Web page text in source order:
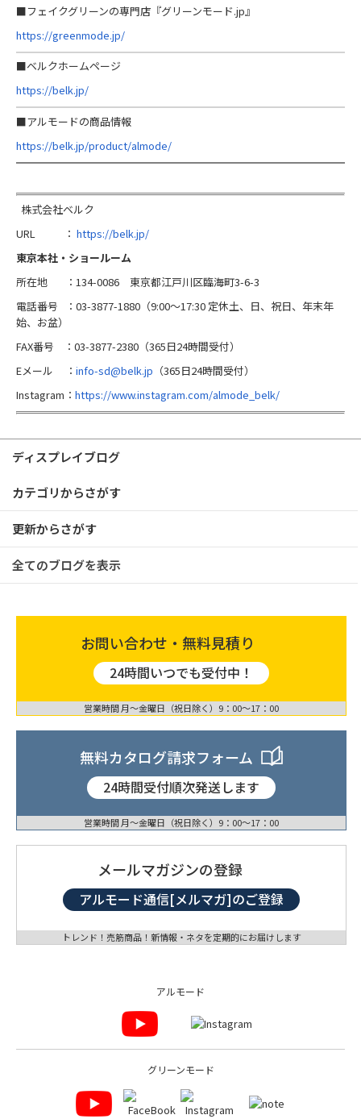
■フェイクグリーンの専門店『グリーンモード.jp』
https://greenmode.jp/
■ベルクホームページ
https://belk.jp/
■アルモードの商品情報
https://belk.jp/product/almode/
株式会社ベルク
URL ： https://belk.jp/
東京本社・ショールーム
所在地 ：134-0086 東京都江戸川区臨海町3-6-3
電話番号 ：03-3877-1880（9:00～17:30 定休土、日、祝日、年末年
始、お盆）
FAX番号 ：03-3877-2380（365日24時間受付）
Eメール ： info-sd@belk.jp （365日24時間受付）
Instagram： https://www.instagram.com/almode_belk/
ディスプレイブログ
カテゴリからさがす
更新からさがす
全てのブログを表示
お問い合わせ・無料見積り
24時間いつでも受付中！
営業時間 月〜金曜日（祝日除く）9：00〜17：00
無料カタログ請求フォーム
24時間受付順次発送します
営業時間 月〜金曜日（祝日除く）9：00〜17：00
メールマガジンの登録
アルモード通信[メルマガ]のご登録
トレンド！売筋商品！新情報・ネタを定期的にお届けします
アルモード
グリーンモード